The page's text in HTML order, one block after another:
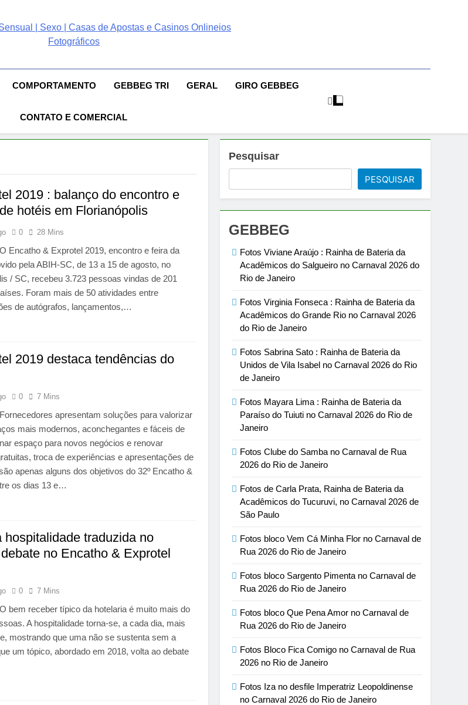
| Ensaio Sensual | Sexo | Casas De
E Casinos Onlineios Fotográficos
People! Musas Brasileiras Sexy Gebbeg People! Musas Brasileiras Sensual
COMPORTAMENTO GEBBEG TRI GERAL GIRO GEBBEG
CONTATO E COMERCIAL
2019 : balanço do encontro e
hotéis em Florianópolis
0 28 Mins
Encatho & Exprotel 2019, encontro e feira da
pela ABIH-SC, de 13 a 15 de agosto, no
/ SC, recebeu 3.723 pessoas vindas de 201
Foram mais de 50 atividades entre
de autógrafos, lançamentos,…
2019 destaca tendências do
0 7 Mins
apresentam soluções para valorizar
mais modernos, aconchegantes e fáceis de
espaço para novos negócios e renovar
troca de experiências e apresentações de
apenas alguns dos objetivos do 32º Encatho &
os dias 13 e…
hospitalidade traduzida no
no Encatho & Exprotel
0 7 Mins
bem receber típico da hotelaria é muito mais do
A hospitalidade torna-se, a cada dia, mais
mostrando que uma não se sustenta sem a
um tópico, abordado em 2018, volta ao debate
Pesquisar
PESQUISAR
GEBBEG
Fotos Viviane Araújo : Rainha de Bateria da
Acadêmicos do Salgueiro no Carnaval 2026 do
Rio de Janeiro
Fotos Virginia Fonseca : Rainha de Bateria da
Acadêmicos do Grande Rio no Carnaval 2026
do Rio de Janeiro
Fotos Sabrina Sato : Rainha de Bateria da
Unidos de Vila Isabel no Carnaval 2026 do Rio
de Janeiro
Fotos Mayara Lima : Rainha de Bateria da
Paraíso do Tuiuti no Carnaval 2026 do Rio de
Janeiro
Fotos Clube do Samba no Carnaval de Rua
2026 do Rio de Janeiro
Fotos de Carla Prata, Rainha de Bateria da
Acadêmicos do Tucuruvi, no Carnaval 2026 de
São Paulo
Fotos bloco Vem Cá Minha Flor no Carnaval de
Rua 2026 do Rio de Janeiro
Fotos bloco Sargento Pimenta no Carnaval de
Rua 2026 do Rio de Janeiro
Fotos bloco Que Pena Amor no Carnaval de
Rua 2026 do Rio de Janeiro
Fotos Bloco Fica Comigo no Carnaval de Rua
2026 no Rio de Janeiro
Fotos Iza no desfile Imperatriz Leopoldinense
no Carnaval 2026 do Rio de Janeiro